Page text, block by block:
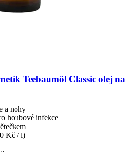
Teebaumöl Classic olej na
a nohy
houbové infekce
Kč / l)